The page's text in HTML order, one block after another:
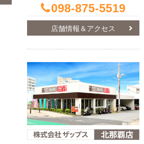
098-875-5519
店舗情報＆アクセス